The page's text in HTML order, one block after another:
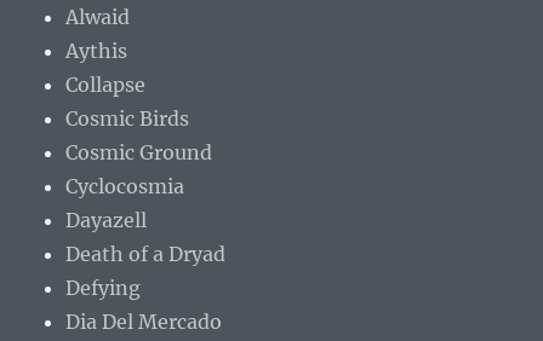
Alwaid
Aythis
Collapse
Cosmic Birds
Cosmic Ground
Cyclocosmia
Dayazell
Death of a Dryad
Defying
Dia Del Mercado